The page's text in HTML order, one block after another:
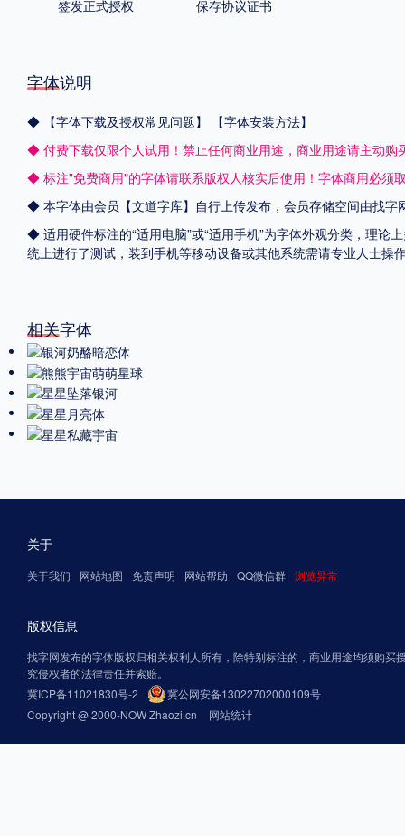
签发正式授权
保存协议证书
字体说明
◆ 【字体下载及授权常见问题】
【字体安装方法】
◆ 付费下载仅限个人试用！禁止任何商业用途，商业用途请主动购
◆ 标注"免费商用"的字体请联系版权人核实后使用！字体商用必须
◆ 本字体由会员【文道字库】自行上传发布，会员存储空间由找
◆ 适用硬件标注的“适用电脑”或“适用手机”为字体外观分类，理论
统上进行了测试，装到手机等移动设备或其他系统需请专业人士
相关字体
关于
关于我们 网站地图 免责声明 网站帮助 QQ微信群 浏览异常
版权信息
找字网发布的字体版权归相关权利人所有，除特别标注的，商业用途均须购买
究侵权者的法律责任并索赔。
冀ICP备11021830号-2
冀公网安备13022702000109号
Copyright @ 2000-NOW Zhaozi.cn
网站统计